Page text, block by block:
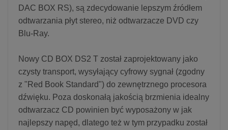
DAC BOX RS), są zdecydowanie lepszym źródłem
odtwarzania płyt stereo, niż odtwarzacze DVD czy
Blu-Ray.
Nowy CD BOX DS2 T został zaprojektowany jako
czysty transport, wysyłający cyfrowy sygnał (zgodny
z "Red Book Standard") do zewnętrznego procesora
dźwięku. Poza doskonałą jakością brzmienia idealny
odtwarzacz CD powinien być wyposażony w jak
najlepszy napęd, dlatego też w tym przypadku został